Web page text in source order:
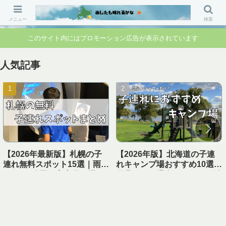
「行ってよかった」「準備して正解」 家族のお出かけ前の“不安”を“安心”に変
えるブログです。
このサイト内にはプロモーション広告が表示されています
人気記事
【2026年最新版】札幌の子
連れ無料スポット15選｜雨の
【2026年版】北海道の子連
れキャンプ場おすすめ10選｜
メニュー 検索